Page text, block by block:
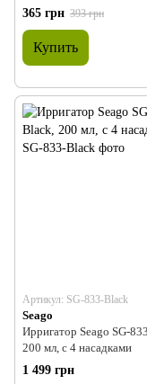
prooral 5013, 5002, 5002+
365 грн 393 грн
Купить
Артикул: SG-833-Black
Seago
Ирригатор Seago SG-
200 мл, с 4 насадками
1 499 грн